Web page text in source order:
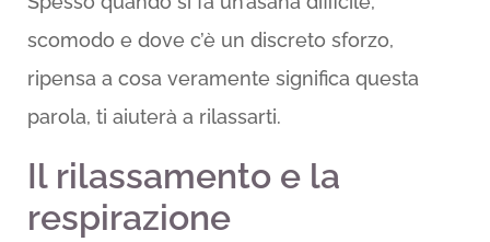
scomodo e dove c’è un discreto sforzo,
ripensa a cosa veramente significa questa
parola, ti aiuterà a rilassarti.
Il rilassamento e la
respirazione